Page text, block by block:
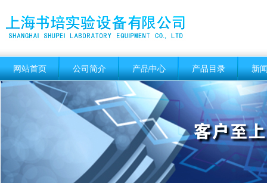
网站首页 公司简介 产品中心 产品目录 新